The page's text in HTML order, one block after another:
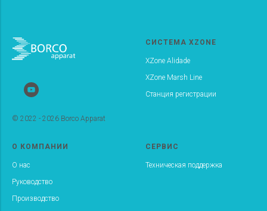
© 2022 - 2026 Borco Apparat
СИСТЕМА XZONE
XZone Alidade
XZone Marsh Line
Станция регистрации
О КОМПАНИИ
О нас
Руководство
Производство
СЕРВИС
Техническая поддержка